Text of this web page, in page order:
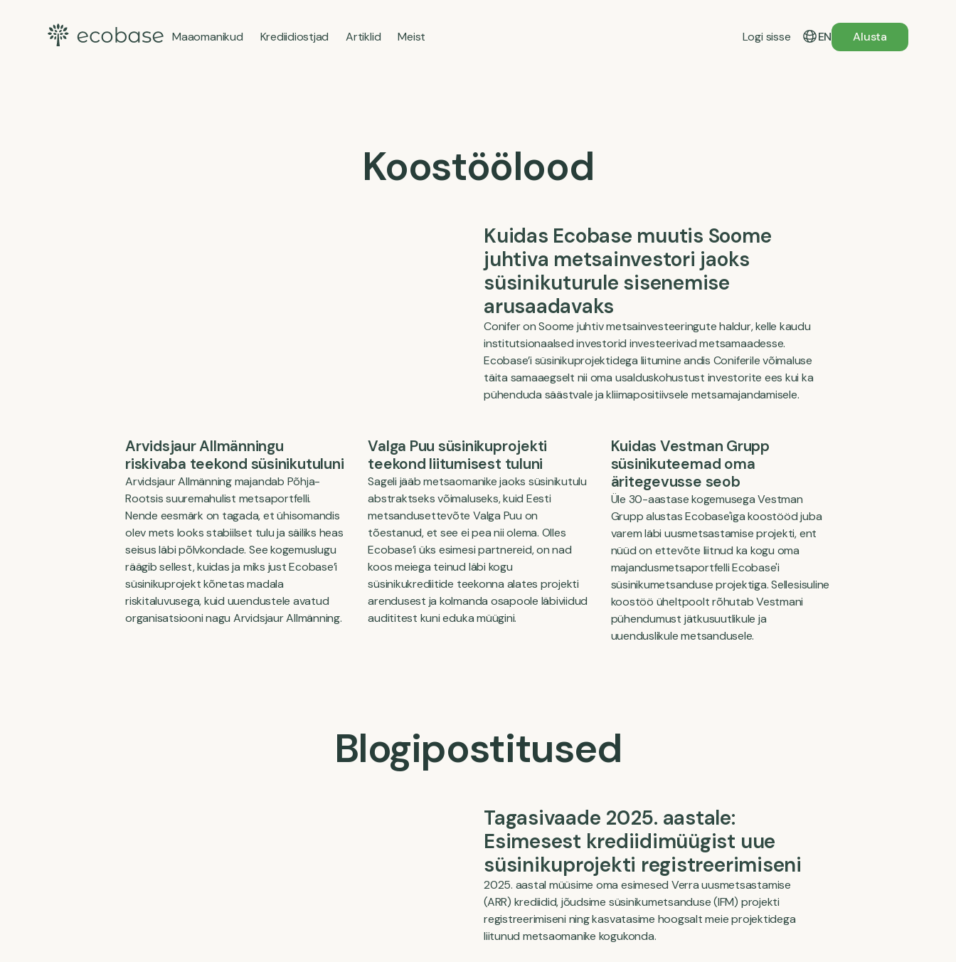
Maaomanikud Krediidiostjad Artiklid Meist Logi sisse EN Alusta
Koostöölood
Kuidas Ecobase muutis Soome
juhtiva metsainvestori jaoks
süsinikuturule sisenemise
arusaadavaks
Conifer on Soome juhtiv metsainvesteeringute haldur, kelle kaudu
institutsionaalsed investorid investeerivad metsamaadesse.
Ecobase’i süsinikuprojektidega liitumine andis Coniferile võimaluse
täita samaaegselt nii oma usalduskohustust investorite ees kui ka
pühenduda säästvale ja kliimapositiivsele metsamajandamisele.
Arvidsjaur Allmänningu
riskivaba teekond süsinikutuluni
Arvidsjaur Allmänning majandab Põhja-
Rootsis suuremahulist metsaportfelli.
Nende eesmärk on tagada, et ühisomandis
olev mets looks stabiilset tulu ja säiliks heas
seisus läbi põlvkondade. See kogemuslugu
räägib sellest, kuidas ja miks just Ecobase’i
süsinikuprojekt kõnetas madala
riskitaluvusega, kuid uuendustele avatud
organisatsiooni nagu Arvidsjaur Allmänning.
Valga Puu süsinikuprojekti
teekond liitumisest tuluni
Sageli jääb metsaomanike jaoks süsinikutulu
abstraktseks võimaluseks, kuid Eesti
metsandusettevõte Valga Puu on
tõestanud, et see ei pea nii olema. Olles
Ecobase’i üks esimesi partnereid, on nad
koos meiega teinud läbi kogu
süsinikukrediitide teekonna alates projekti
arendusest ja kolmanda osapoole läbiviidud
audititest kuni eduka müügini.
Kuidas Vestman Grupp
süsinikuteemad oma
äritegevusse seob
Üle 30-aastase kogemusega Vestman
Grupp alustas Ecobase'iga koostööd juba
varem läbi uusmetsastamise projekti, ent
nüüd on ettevõte liitnud ka kogu oma
majandusmetsaportfelli Ecobase'i
süsinikumetsanduse projektiga. Sellesisuline
koostöö üheltpoolt rõhutab Vestmani
pühendumust jätkusuutlikule ja
uuenduslikule metsandusele.
Blogipostitused
Tagasivaade 2025. aastale:
Esimesest krediidimüügist uue
süsinikuprojekti registreerimiseni
2025. aastal müüsime oma esimesed Verra uusmetsastamise
(ARR) krediidid, jõudsime süsinikumetsanduse (IFM) projekti
registreerimiseni ning kasvatasime hoogsalt meie projektidega
liitunud metsaomanike kogukonda.